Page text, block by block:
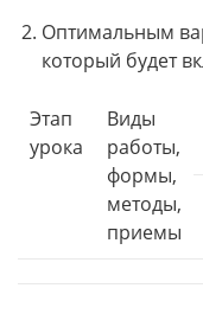
Оптимальным
который будет
Этап
урока
Виды
работы,
формы,
методы,
приемы